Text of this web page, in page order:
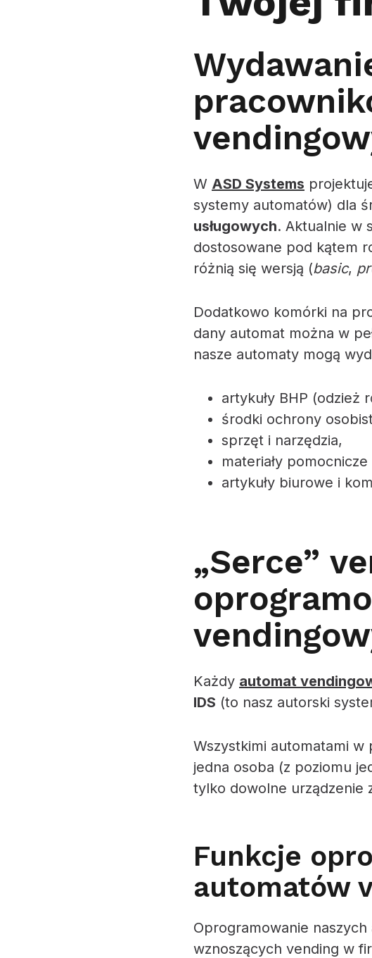
W ASD Systems
systemy automatów) dla
usługowych. Aktualnie w
dostosowane pod kątem
różnią się wersją (basic,
Dodatkowo komórki na
dany automat można w
nasze automaty mogą
artykuły BHP (odzież
środki ochrony
sprzęt i narzędzia,
materiały
artykuły biurowe i
„Serce”
Każdy automat
IDS (to nasz autorski
Wszystkimi automatami
jedna osoba (z poziomu
tylko dowolne urządzenie
Funkcje
automatów
Oprogramowanie
wznoszących vending w